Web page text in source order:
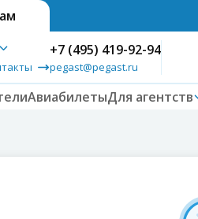
+7 (495) 419-92-94
pegast@pegast.ru
АвиабилетыДля агентств